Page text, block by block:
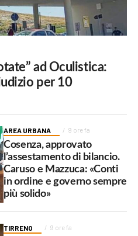
ad Oculistica:
per 10
AREA URBANA 9 ore fa
Cosenza, approvato
l’assestamento di bilancio.
Caruso e Mazzuca: «Conti
in ordine e governo sempre
più solido»
TIRRENO 9 ore fa